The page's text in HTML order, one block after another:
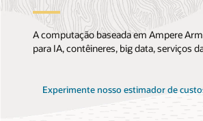
A computação baseada em Ampere
para IA, contêineres, big data, serviços
Experimente nosso estimador de